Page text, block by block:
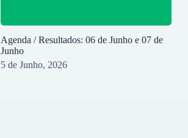
Agenda / Resultados: 06 de Junho e 07 de
Junho
5 de Junho, 2026